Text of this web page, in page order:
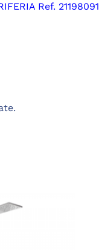
Ref. 21198091